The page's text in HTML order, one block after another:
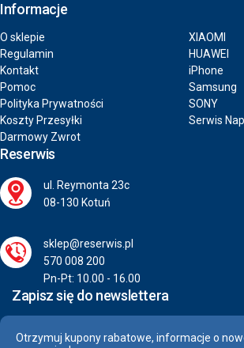
Informacje
O sklepie
Regulamin
Kontakt
Pomoc
Polityka Prywatności
Koszty Przesyłki
Darmowy Zwrot
XIAOMI
HUAWEI
iPhone
Samsung
SONY
Serwis
Reserwis
ul. Reymonta 23c
08-130 Kotuń
sklep@reserwis.pl
570 008 200
Pn-Pt: 10.00 - 16.00
Zapisz się do newslettera
Otrzymuj kupony rabatowe, informacje o